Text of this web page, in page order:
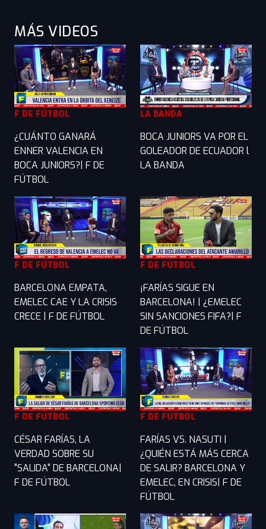
MÁS VIDEOS
F DE FÚTBOL
¿CUÁNTO GANARÁ
ENNER VALENCIA EN
BOCA JUNIORS?| F DE
FÚTBOL
LA BANDA
BOCA JUNIORS VA POR EL
GOLEADOR DE ECUADOR l
LA BANDA
F DE FÚTBOL
BARCELONA EMPATA,
EMELEC CAE Y LA CRISIS
CRECE | F DE FÚTBOL
F DE FÚTBOL
¡FARÍAS SIGUE EN
BARCELONA! | ¿EMELEC
SIN SANCIONES FIFA?| F
DE FÚTBOL
F DE FÚTBOL
CÉSAR FARÍAS, LA
VERDAD SOBRE SU
"SALIDA" DE BARCELONA|
F DE FÚTBOL
F DE FÚTBOL
FARÍAS VS. NASUTI |
¿QUIÉN ESTÁ MÁS CERCA
DE SALIR? BARCELONA Y
EMELEC, EN CRISIS| F DE
FÚTBOL